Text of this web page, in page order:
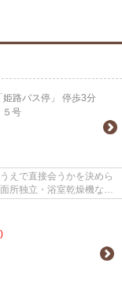
姫路バス停」 停歩3分
５号
えで直接会うかを決めら
所独立・浴室乾燥機など